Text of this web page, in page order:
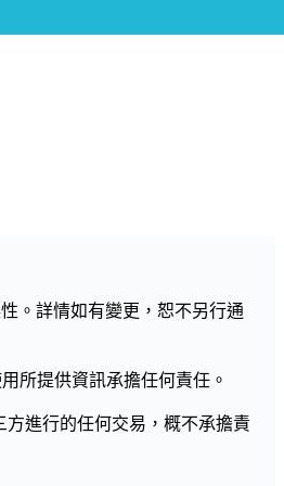
。詳情如有變更，恕不另行通
所提供資訊承擔任何責任。
進行的任何交易，概不承擔責